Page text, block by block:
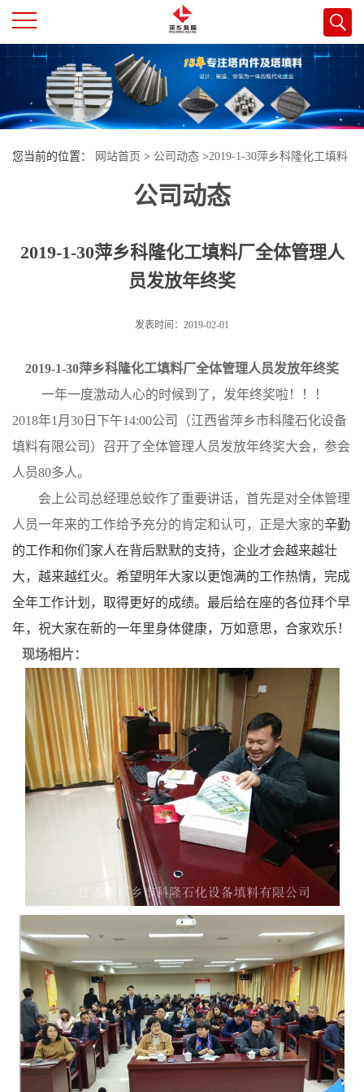
公
司
司
动
产
展
厅
书
荣
系
方
式
在
您当前的位置： 网站首页 > 公司动态 >2019-1-30萍乡科隆化工填料
厂全体管理人员发放年终奖公司动态
2019-1-30萍乡科隆化工填料厂全体管理人
员发放年终奖
发表时间：2019-02-01
2019-1-30萍乡科隆化工填料厂全体管理人员发放年终奖
一年一度激动人心的时候到了，发年终奖啦！！！
2018年1 月 30 日下午14:00公司（江西省萍乡市科隆石化设备
填料有限公司）召开了全体管理人员发放年终奖大会，参会
人员80多人。
会上公司总经理总蛟作了重要讲话，首先是对全体管理
人员一年来的工作给予充分的肯定和认可，正是大家的辛勤
的工作和你们家人在背后默默的支持，企业才会越来越壮
大，越来越红火。希望明年大家以更饱满的工作热情，完成
全年工作计划，取得更好的成绩。最后给在座的各位拜个早
年，祝大家在新的一年里身体健康，万如意思，合家欢乐！
现场相片：